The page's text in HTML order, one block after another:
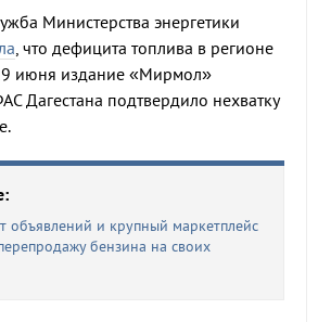
Министерства энергетики
, что дефицита топлива в регионе
июня издание «Мирмол»
Дагестана подтвердило нехватку
объявлений и крупный маркетплейс
бензина на своих